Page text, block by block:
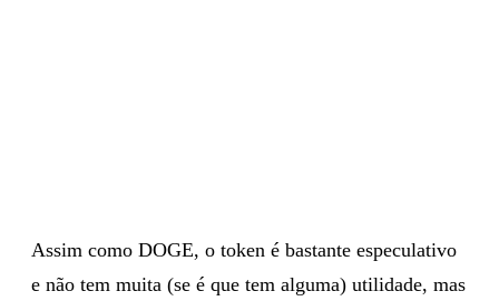
Assim como DOGE, o token é bastante especulativo
e não tem muita (se é que tem alguma) utilidade, mas